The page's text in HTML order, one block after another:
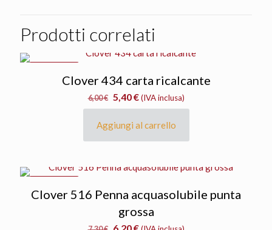
Prodotti correlati
Clover 434 carta ricalcante
6,00€ Il
prezzo
originale
era:
5,40€Il
prezzo
attuale
(IVA inclusa)
Aggiungi al carrello
Clover 516 Penna acquasolubile punta
grossa
Il
Il